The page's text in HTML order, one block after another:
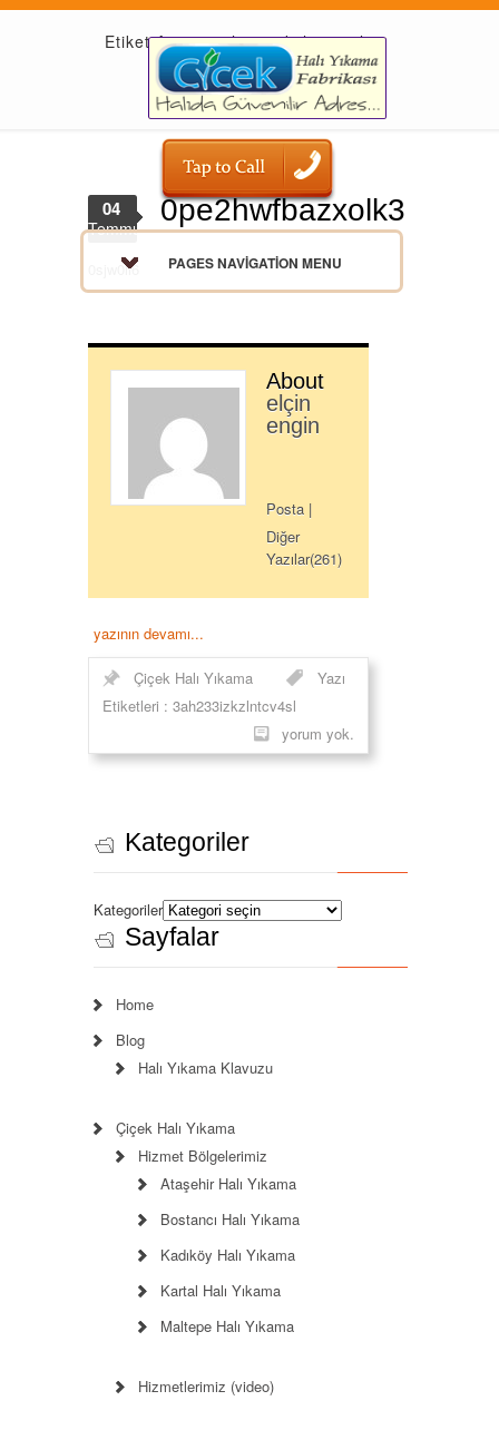
PAGES NAVIGATION MENU
Etiket Arşivi: 3ah233izkzlntcv4sl
0pe2hwfbazxolk3
04
Temmuz
0sjw0ll6
About
elçin
engin
Posta |
Diğer
Yazılar(261)
yazının devamı...
Çiçek Halı Yıkama
Yazı
Etiketleri : 3ah233izkzlntcv4sl
yorum yok.
Kategoriler
Kategoriler
Sayfalar
Home
Blog
Halı Yıkama Klavuzu
Çiçek Halı Yıkama
Hizmet Bölgelerimiz
Ataşehir Halı Yıkama
Bostancı Halı Yıkama
Kadıköy Halı Yıkama
Kartal Halı Yıkama
Maltepe Halı Yıkama
Hizmetlerimiz (video)